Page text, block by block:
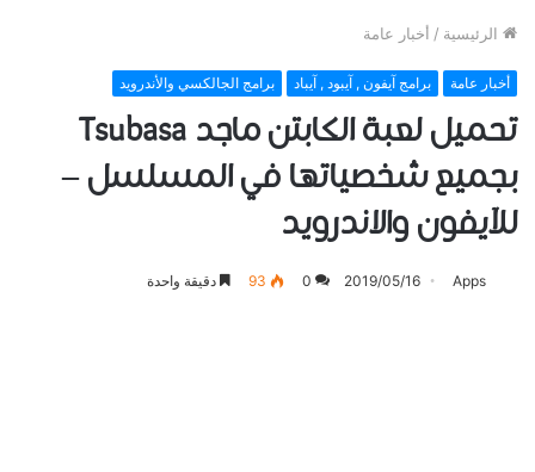
الرئيسية / أخبار عامة
أخبار عامة برامج آيفون , آيبود , آيباد برامج الجالكسي والأندرويد
تحميل لعبة ﺍﻟﻜﺎﺑﺘﻦ ﻣﺎﺟﺪ Tsubasa
بجميع شخصياتها في المسلسل –
للآيفون والاندرويد
Apps
2019/05/16
0
93 دقيقة واحدة